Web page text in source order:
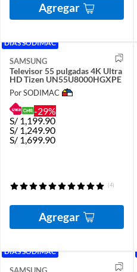
Agregar
DÍAS SODIMAC
SAMSUNG
Televisor 55 pulgadas 4K Ultra
HD Tizen UN55U8000HGXPE
Por SODIMAC
-29%
S/ 1,199.90
S/ 1,249.90
S/ 1,699.90
(4)
Agregar
DÍAS SODIMAC
SAMSUNG